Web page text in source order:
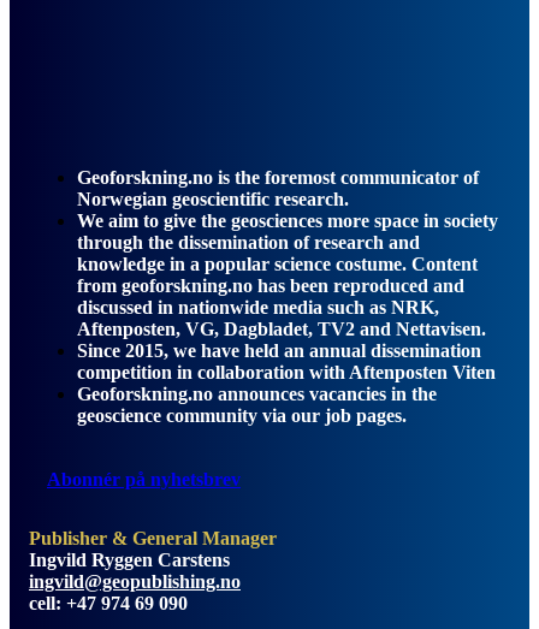
Geoforskning.no is the foremost communicator of
Norwegian geoscientific research.
We aim to give the geosciences more space in society
through the dissemination of research and
knowledge in a popular science costume. Content
from geoforskning.no has been reproduced and
discussed in nationwide media such as NRK,
Aftenposten, VG, Dagbladet, TV2 and Nettavisen.
Since 2015, we have held an annual dissemination
competition in collaboration with Aftenposten Viten
Geoforskning.no announces vacancies in the
geoscience community via our job pages.
Abonnér på nyhetsbrev
Publisher & General Manager
Ingvild Ryggen Carstens
ingvild@geopublishing.no
cell: +47 974 69 090